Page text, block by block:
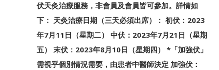
伏天灸治療服務，非會員及會員皆可參加。詳情如
下： 天灸治療日期（三天必須出席）： 初伏：2023
年7月11日（星期二） 中伏：2023年7月21日（星期
五） 末伏：2023年8月10日（星期四） *「加強伏」
需視乎個別情況需要，由患者中醫師決定 加強伏：